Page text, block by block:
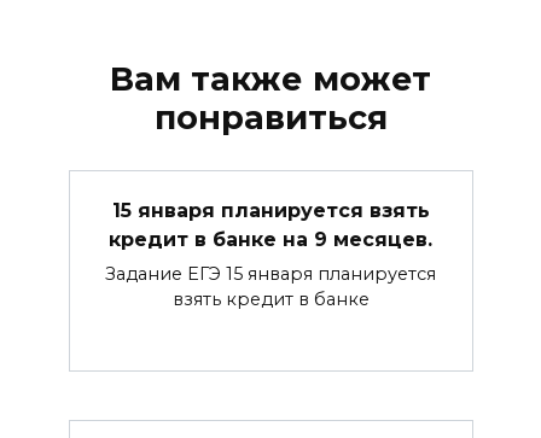
Вам также может
понравиться
15 января планируется взять
кредит в банке на 9 месяцев.
Задание ЕГЭ 15 января планируется
взять кредит в банке